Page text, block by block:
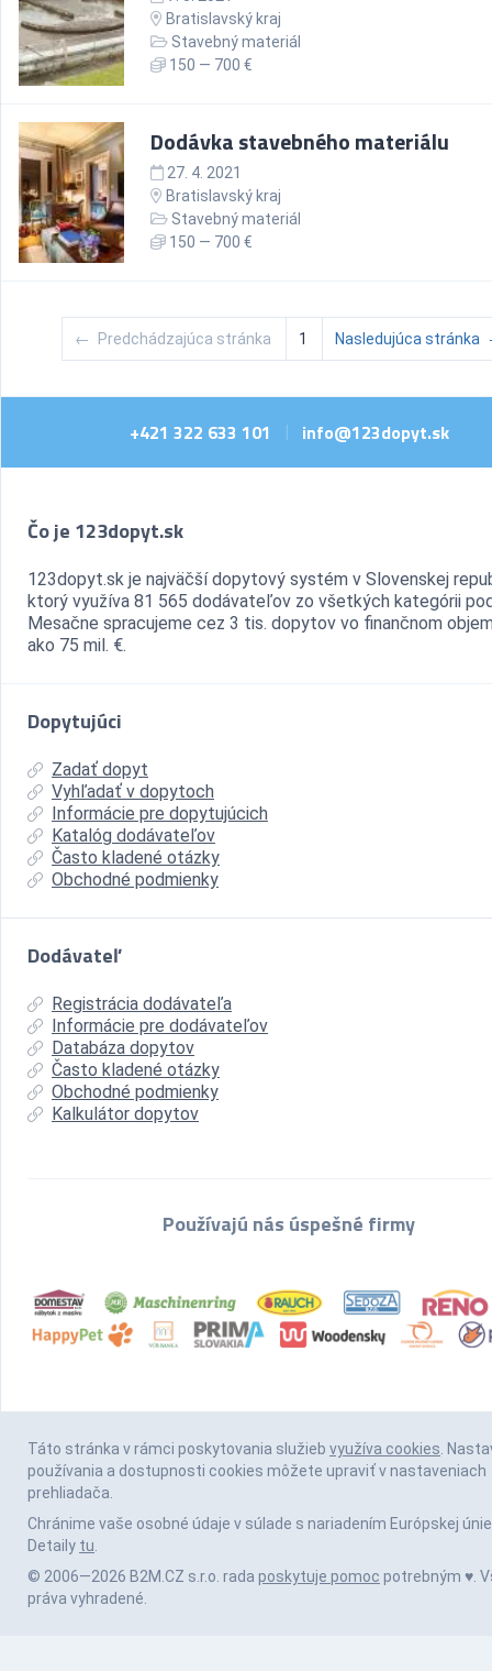
Bratislavský kraj
Stavebný materiál
150 — 700 €
Dodávka stavebného materiálu
27. 4. 2021
Bratislavský kraj
Stavebný materiál
150 — 700 €
← Predchádzajúca stránka 1 Nasledujúca stránka
+421 322 633 101 | info@123dopyt.sk
Čo je 123dopyt.sk
123dopyt.sk je najväčší dopytový systém v Slovenskej
ktorý využíva 81 565 dodávateľov zo všetkých kategórii
Mesačne spracujeme cez 3 tis. dopytov vo finančnom
ako 75 mil. €.
Dopytujúci
Zadať dopyt
Vyhľadať v dopytoch
Informácie pre dopytujúcich
Katalóg dodávateľov
Často kladené otázky
Obchodné podmienky
Dodávateľ
Registrácia dodávateľa
Informácie pre dodávateľov
Databáza dopytov
Často kladené otázky
Obchodné podmienky
Kalkulátor dopytov
Používajú nás úspešné firmy
Táto stránka v rámci poskytovania služieb využíva cookies.
používania a dostupnosti cookies môžete upraviť v nastaveniach
prehliadača.
Chránime vaše osobné údaje v súlade s nariadením Európskej únie
Detaily tu.
© 2006—2026 B2M.CZ s.r.o. rada poskytuje pomoc potrebným ♥️.
práva vyhradené.